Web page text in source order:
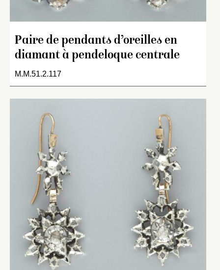
Paire de pendants d’oreilles en
diamant à pendeloque centrale
M.M.51.2.117